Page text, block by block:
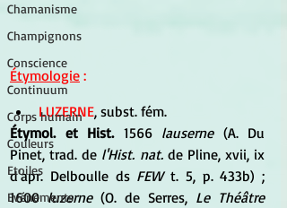
Chamanisme
Champignons
Conscience
Continuum
Corps humain
Couleurs
Etoiles
Evénements
Étymologie :
LUZERNE, subst. fém.
Étymol. et Hist. 1566 lauserne (A. Du
Pinet, trad. de l'Hist. nat. de Pline, xvii, ix
d'apr. Delboulle ds FEW t. 5, p. 433b) ;
1600 luzerne (O. de Serres, Le Théâtre